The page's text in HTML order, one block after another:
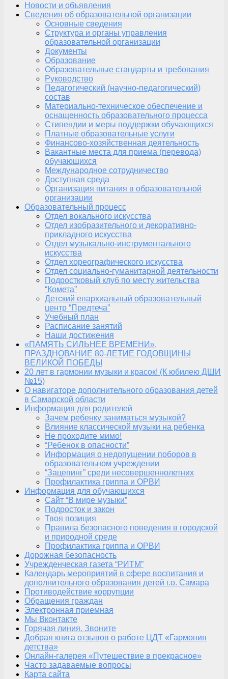
Новости и объявления
Сведения об образовательной организации
Основные сведения
Структура и органы управления
образовательной организации
Документы
Образование
Образовательные стандарты и требования
Руководство
Педагогический (научно-педагогический)
состав
Материально-техническое обеспечение и
оснащенность образовательного процесса
Стипендии и меры поддержки обучающихся
Платные образовательные услуги
Финансово-хозяйственная деятельность
Вакантные места для приема (перевода)
обучающихся
Международное сотрудничество
Доступная среда
Организация питания в образовательной
организации
Образовательный процесс
Отдел вокального искусства
Отдел изобразительного и декоративно-
прикладного искусства
Отдел музыкально-инструментального
искусства
Отдел хореографического искусства
Отдел социально-гуманитарной деятельности
Подростковый клуб по месту жительства
“Комета”
Детский епархиальный образовательный
центр “Предтеча”
Учебный план
Расписание занятий
Наши достижения
«ПАМЯТЬ СИЛЬНЕЕ ВРЕМЕНИ»,
ПРАЗДНОВАНИЕ 80-ЛЕТИЕ ГОДОВЩИНЫ
ВЕЛИКОЙ ПОБЕДЫ
20 лет в гармонии музыки и красок! (К юбилею ДШИ
№15)
О навигаторе дополнительного образования детей
в Самарской области
Информация для родителей
Зачем ребенку заниматься музыкой?
Влияние классической музыки на ребенка
Не проходите мимо!
“Ребенок в опасности”
Информация о недопущении поборов в
образовательном учреждении
“Зацепинг” среди несовершеннолетних
Профилактика гриппа и ОРВИ
Информация для обучающихся
Сайт “В мире музыки”
Подросток и закон
Твоя позиция
Правила безопасного поведения в городской
и природной среде
Профилактика гриппа и ОРВИ
Дорожная безопасность
Учрежденческая газета “РИТМ”
Календарь мероприятий в сфере воспитания и
дополнительного образования детей г.о. Самара
Противодействие коррупции
Обращения граждан
Электронная приемная
Мы Вконтакте
Горячая линия. Звоните
Добрая книга отзывов о работе ЦДТ «Гармония
детства»
Онлайн-галерея «Путешествие в прекрасное»
Часто задаваемые вопросы
Карта сайта